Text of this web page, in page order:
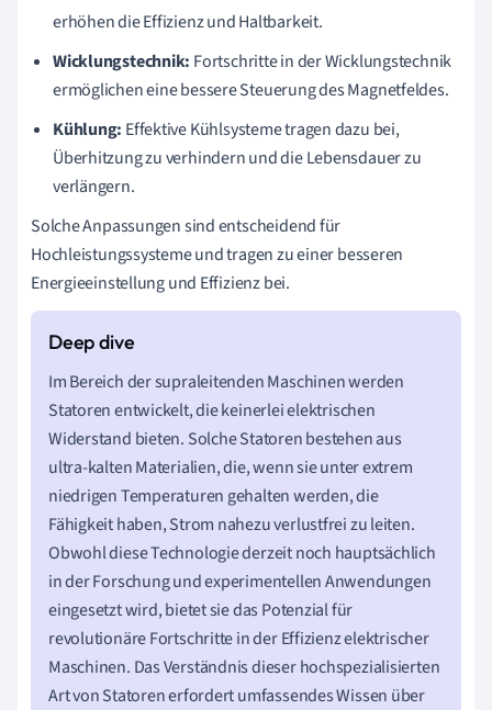
erhöhen die Effizienz und Haltbarkeit.
Wicklungstechnik: Fortschritte in der Wicklungstechnik
ermöglichen eine bessere Steuerung des Magnetfeldes.
Kühlung: Effektive Kühlsysteme tragen dazu bei,
Überhitzung zu verhindern und die Lebensdauer zu
verlängern.
Solche Anpassungen sind entscheidend für
Hochleistungssysteme und tragen zu einer besseren
Energieeinstellung und Effizienz bei.
Im Bereich der supraleitenden Maschinen werden
Statoren entwickelt, die keinerlei elektrischen
Widerstand bieten. Solche Statoren bestehen aus
ultra-kalten Materialien, die, wenn sie unter extrem
niedrigen Temperaturen gehalten werden, die
Fähigkeit haben, Strom nahezu verlustfrei zu leiten.
Obwohl diese Technologie derzeit noch hauptsächlich
in der Forschung und experimentellen Anwendungen
eingesetzt wird, bietet sie das Potenzial für
revolutionäre Fortschritte in der Effizienz elektrischer
Maschinen. Das Verständnis dieser hochspezialisierten
Art von Statoren erfordert umfassendes Wissen über